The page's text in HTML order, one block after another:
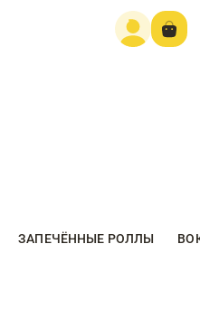
ЗАПЕЧЁННЫЕ РОЛЛЫ